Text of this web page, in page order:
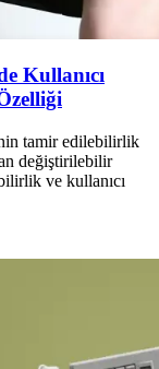
Kullanıcı
tamir edilebilirlik
değiştirilebilir
ve kullanıcı